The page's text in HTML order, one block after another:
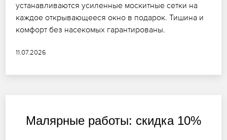
устанавливаются усиленные москитные сетки на
каждое открывающееся окно в подарок. Тишина и
комфорт без насекомых гарантированы.
11.07.2026
Малярные работы: скидка 10%